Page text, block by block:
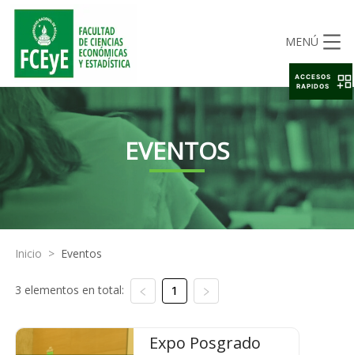
MENÚ
EVENTOS
Inicio > Eventos
3 elementos en total: 1
Expo Posgrado
ACCESOS
RAPIDOS